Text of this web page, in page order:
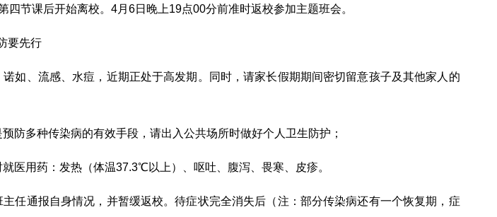
四节课后开始离校。4月6日晚上19点00分前准时返校参加主题班会。
要先行
如、流感、水痘，近期正处于高发期。同时，请家长假期期间密切留意孩子及其他家人的
防多种传染病的有效手段，请出入公共场所时做好个人卫生防护；
医用药：发热（体温37.3℃以上）、呕吐、腹泻、畏寒、皮疹。
任通报自身情况，并暂缓返校。待症状完全消失后（注：部分传染病还有一个恢复期，症